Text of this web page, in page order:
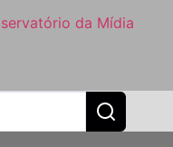
da Mídia